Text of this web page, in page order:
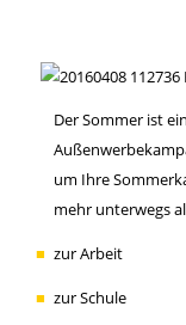
Der Sommer ist
um Ihre
mehr unterwegs
zur Arbeit
zur Schule